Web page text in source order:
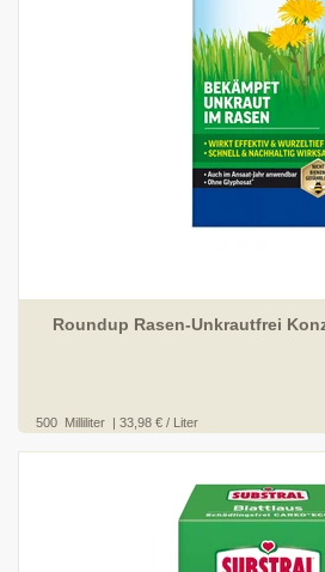
Roundup Rasen-Unkrautfrei
500 Milliliter | 33,98 € / Liter